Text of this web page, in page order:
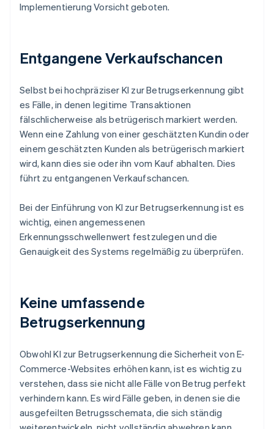
Implementierung Vorsicht geboten.
Entgangene Verkaufschancen
Selbst bei hochpräziser KI zur Betrugserkennung gibt
es Fälle, in denen legitime Transaktionen
fälschlicherweise als betrügerisch markiert werden.
Wenn eine Zahlung von einer geschätzten Kundin oder
einem geschätzten Kunden als betrügerisch markiert
wird, kann dies sie oder ihn vom Kauf abhalten. Dies
führt zu entgangenen Verkaufschancen.
Bei der Einführung von KI zur Betrugserkennung ist es
wichtig, einen angemessenen
Erkennungsschwellenwert festzulegen und die
Genauigkeit des Systems regelmäßig zu überprüfen.
Keine umfassende
Betrugserkennung
Obwohl KI zur Betrugserkennung die Sicherheit von E-
Commerce-Websites erhöhen kann, ist es wichtig zu
verstehen, dass sie nicht alle Fälle von Betrug perfekt
verhindern kann. Es wird Fälle geben, in denen sie die
ausgefeilten Betrugsschemata, die sich ständig